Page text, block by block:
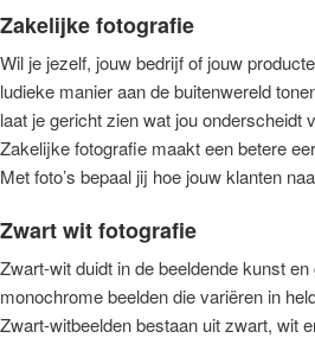
Zakelijke fotografie
Wil je jezelf, jouw bedrijf of jouw
ludieke manier aan de buitenwereld
laat je gericht zien wat jou onderscheidt
Zakelijke fotografie maakt een betere
Met foto’s bepaal jij hoe jouw klanten
Zwart wit fotografie
Zwart-wit duidt in de beeldende kunst
monochrome beelden die variëren in
Zwart-witbeelden bestaan uit zwart, wit